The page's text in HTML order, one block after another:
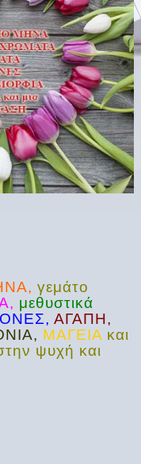
γεμάτο
μεθυστικά
ΑΓΑΠΗ,
ΜΑΓΕΙΑ και
ψυχή και